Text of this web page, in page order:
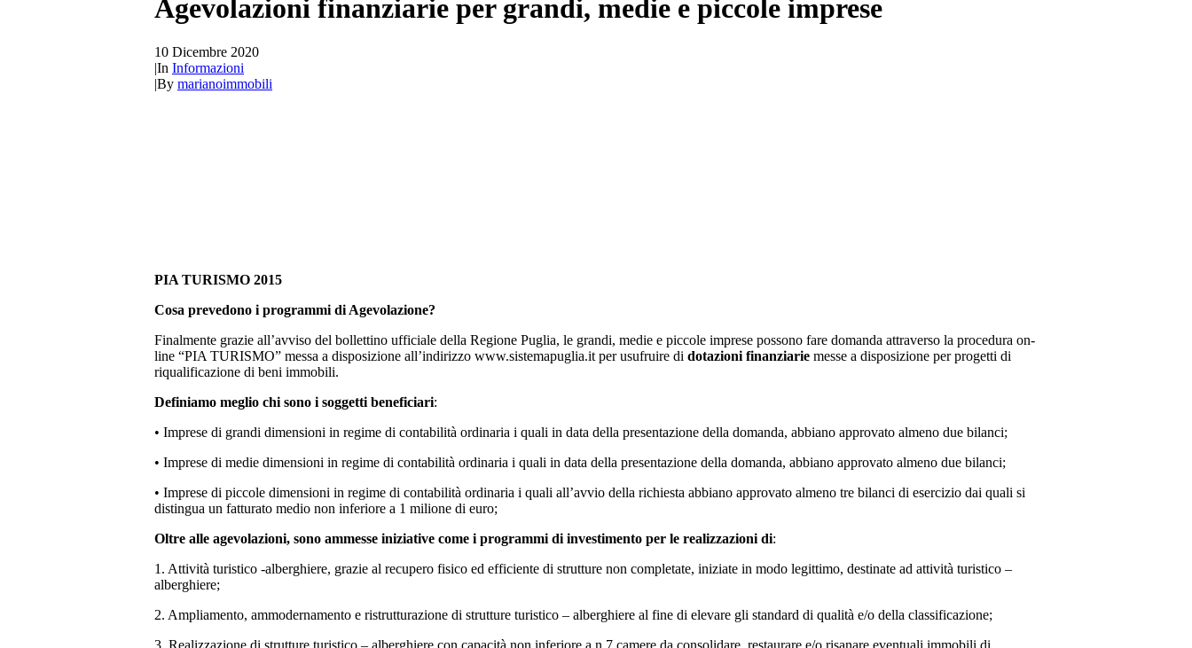
Agevolazioni finanziarie per grandi, medie e piccole imprese
10 Dicembre 2020
|In Informazioni
|By marianoimmobili
PIA TURISMO 2015
Cosa prevedono i programmi di Agevolazione?
Finalmente grazie all’avviso del bollettino ufficiale della Regione Puglia, le grandi, medie e piccole imprese possono fare domanda attraverso la procedura on-
line “PIA TURISMO” messa a disposizione all’indirizzo www.sistemapuglia.it per usufruire di dotazioni finanziarie messe a disposizione per progetti di
riqualificazione di beni immobili.
Definiamo meglio chi sono i soggetti beneficiari:
• Imprese di grandi dimensioni in regime di contabilità ordinaria i quali in data della presentazione della domanda, abbiano approvato almeno due bilanci;
• Imprese di medie dimensioni in regime di contabilità ordinaria i quali in data della presentazione della domanda, abbiano approvato almeno due bilanci;
• Imprese di piccole dimensioni in regime di contabilità ordinaria i quali all’avvio della richiesta abbiano approvato almeno tre bilanci di esercizio dai quali si
distingua un fatturato medio non inferiore a 1 milione di euro;
Oltre alle agevolazioni, sono ammesse iniziative come i programmi di investimento per le realizzazioni di:
1. Attività turistico -alberghiere, grazie al recupero fisico ed efficiente di strutture non completate, iniziate in modo legittimo, destinate ad attività turistico –
alberghiere;
2. Ampliamento, ammodernamento e ristrutturazione di strutture turistico – alberghiere al fine di elevare gli standard di qualità e/o della classificazione;